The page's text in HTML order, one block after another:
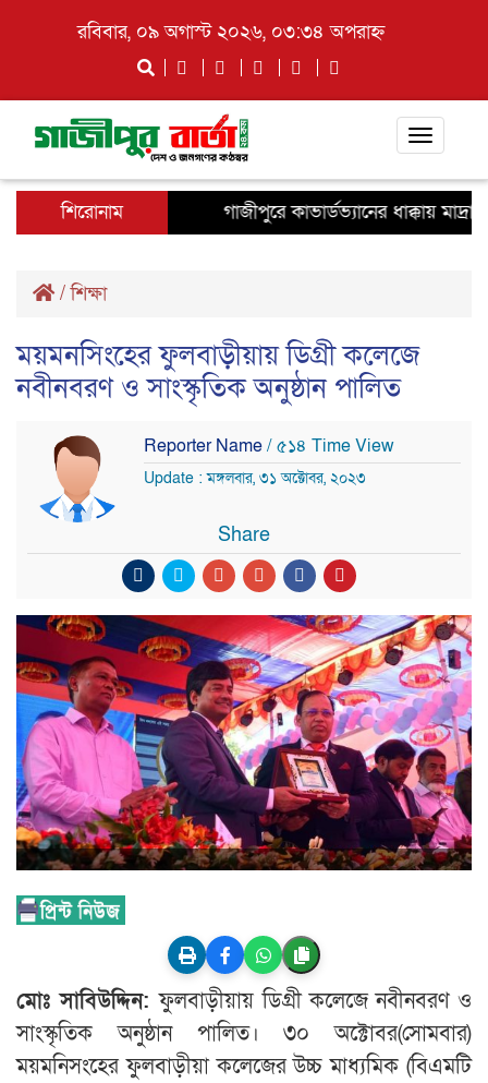
রবিবার, ০৯ অগাস্ট ২০২৬, ০৩:৩৪ অপরাহ্ন
Toggle
শিরোনাম
গাজীপুরে কাভার্ডভ্যানের ধাক্কায়
/শিক্ষা
ময়মনসিংহের ফুলবাড়ীয়ায় ডিগ্রী কলেজে
নবীনবরণ ও সাংস্কৃতিক অনুষ্ঠান পালিত
Reporter Name/ ৫১৪ Time View
Update : মঙ্গলবার, ৩১ অক্টোবর, ২০২৩
Share
মোঃ সাবিউদ্দিন:ফুলবাড়ীয়ায় ডিগ্রী কলেজে নবীনবরণ ও
সাংস্কৃতিক অনুষ্ঠান পালিত। ৩০ অক্টোবর(সোমবার)
ময়মনিসংহের ফুলবাড়ীয়া কলেজের উচ্চ মাধ্যমিক (বিএমটি